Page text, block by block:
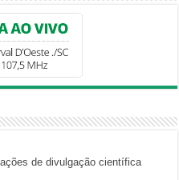
de divulgação científica